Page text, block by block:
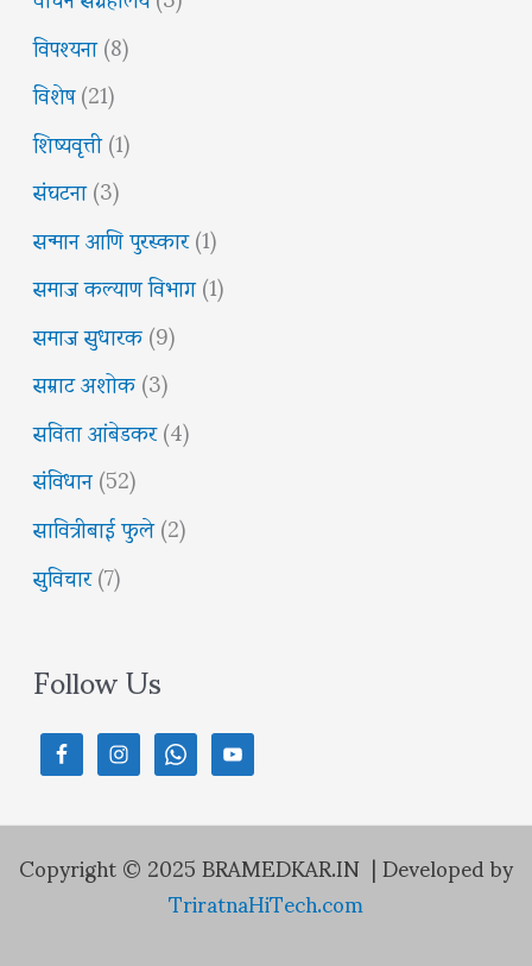
विपश्यना(8)
विशेष(21)
शिष्यवृत्ती(1)
संघटना(3)
सन्मान आणि पुरस्कार(1)
समाज कल्याण विभाग(1)
समाज सुधारक(9)
सम्राट अशोक(3)
सविता आंबेडकर(4)
संविधान(52)
सावित्रीबाई फुले(2)
सुविचार(7)
Follow Us
Copyright © 2025 BRAMEDKAR.IN | Developed by
TriratnaHiTech.com